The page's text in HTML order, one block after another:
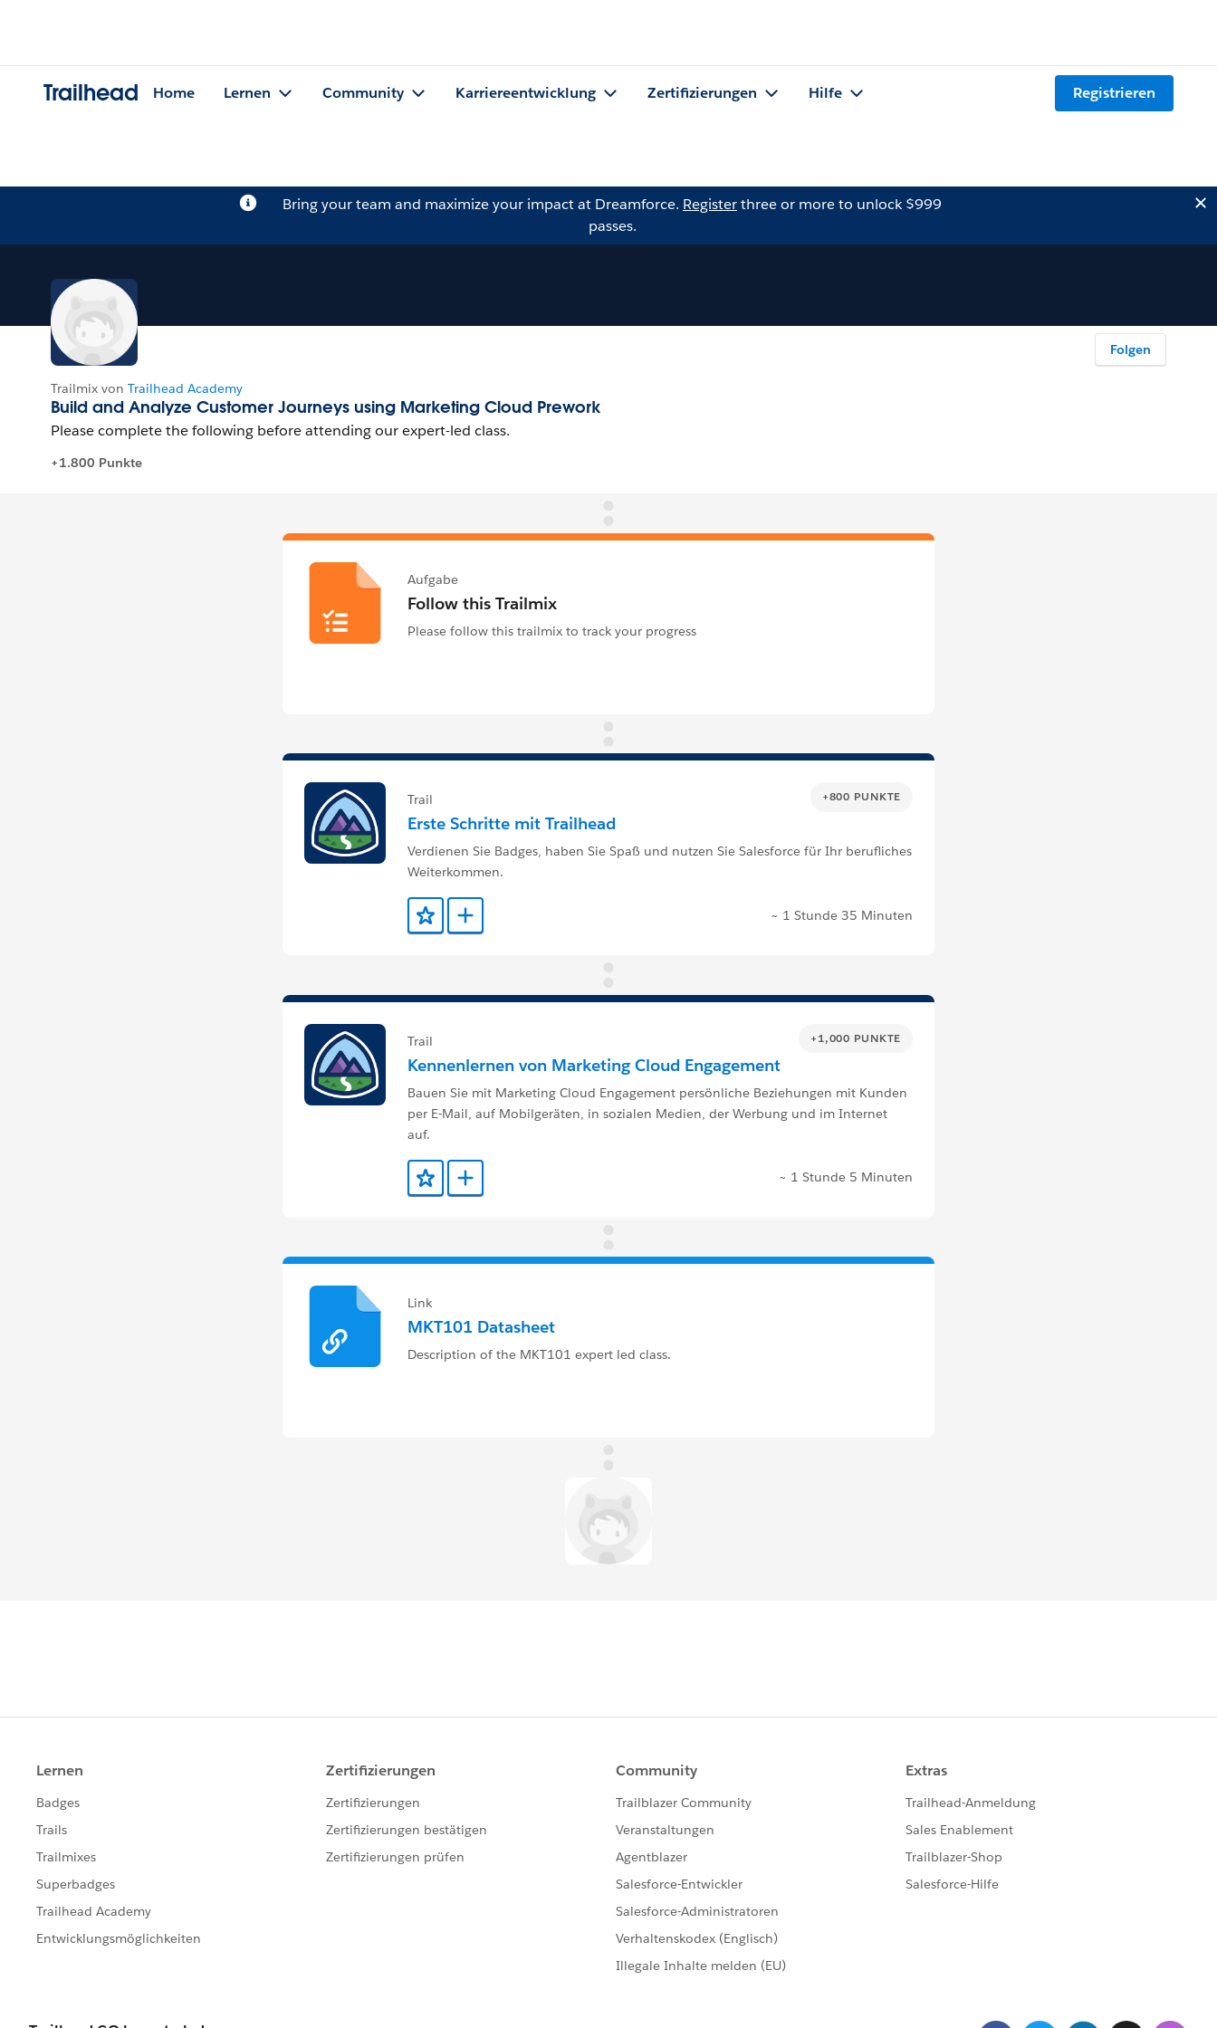
Trailhead Home Lernen Community Karriereentwicklung Zertifizierungen Hilfe Registrieren
Bring your team and maximize your impact at Dreamforce. Registerthree or more to unlock $999
passes.
Folgen
Aufgabe
Follow this Trailmix
Please follow this trailmix to track your progress
+800 PUNKTE
Trail
Erste Schritte mit Trailhead
Verdienen Sie Badges, haben Sie Spaß und nutzen Sie Salesforce für Ihr berufliches
Weiterkommen.
Zu Favoriten hinzufügen
Zu Trailmix hinzufügen ~ 1 Stunde 35 Minuten
+1,000 PUNKTE
Trail
Kennenlernen von Marketing Cloud Engagement
Bauen Sie mit Marketing Cloud Engagement persönliche Beziehungen mit Kunden
per E-Mail, auf Mobilgeräten, in sozialen Medien, der Werbung und im Internet
auf.
Zu Favoriten hinzufügen
Zu Trailmix hinzufügen ~ 1 Stunde 5 Minuten
Link
MKT101 Datasheet
Description of the MKT101 expert led class.